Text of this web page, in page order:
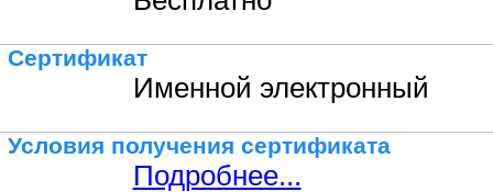
Сертификат
Именной электронный
Условия получения сертификата
Подробнее...